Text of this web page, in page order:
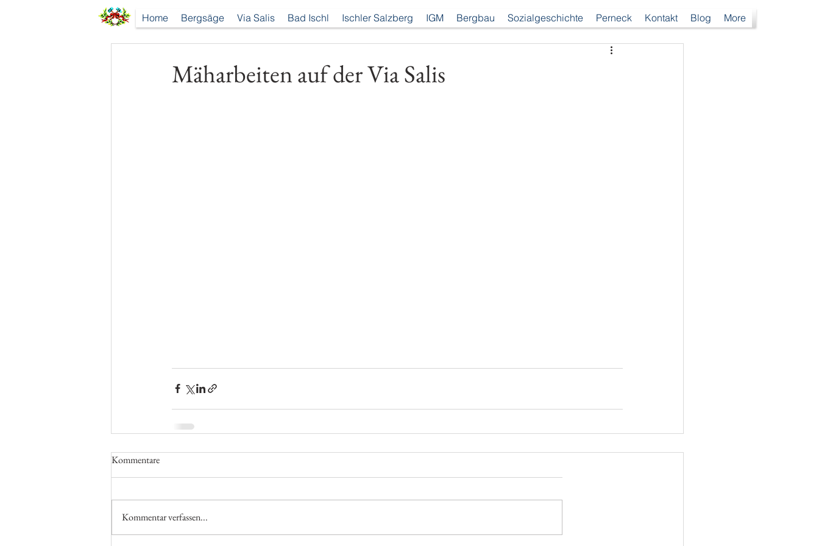
Home Bergsäge Via Salis Bad Ischl Ischler Salzberg IGM Bergbau Sozialgeschichte Perneck Kontakt Blog More
Mäharbeiten auf der Via Salis
Kommentare
Kommentar verfassen...